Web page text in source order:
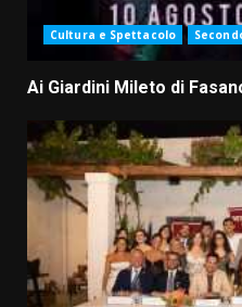
Cultura e Spettacolo
Ai Giardini Mileto di